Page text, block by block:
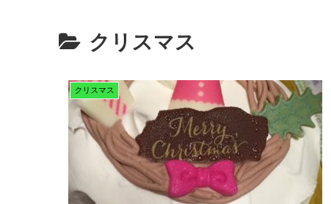
クリスマス
クリスマス